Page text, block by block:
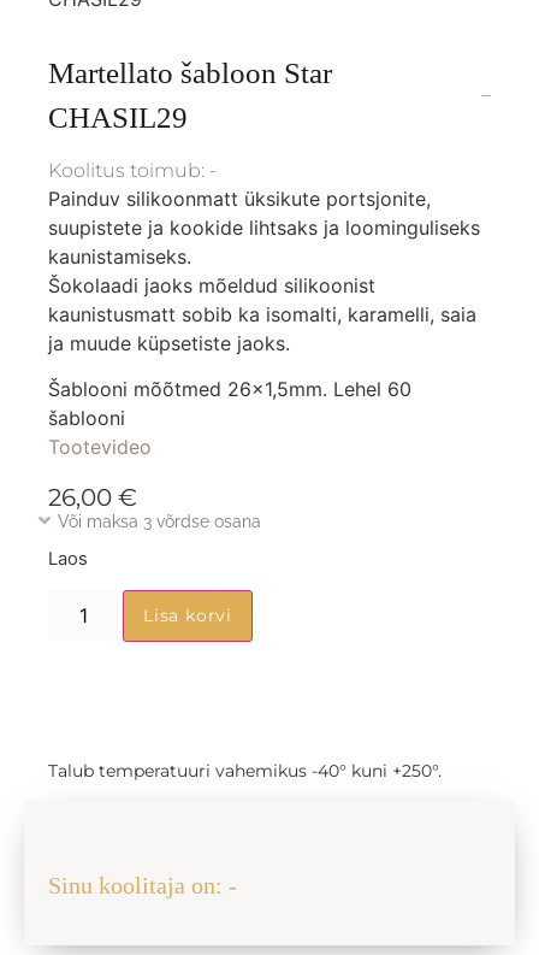
Martellato šabloon Star
CHASIL29
Koolitus toimub: -
Painduv silikoonmatt üksikute portsjonite,
suupistete ja kookide lihtsaks ja loominguliseks
kaunistamiseks.
Šokolaadi jaoks mõeldud silikoonist
kaunistusmatt sobib ka isomalti, karamelli, saia
ja muude küpsetiste jaoks.
Šablooni mõõtmed 26×1,5mm. Lehel 60
šablooni
Tootevideo
26,00 €
Või maksa 3 võrdse osana
Laos
Lisa korvi
Talub temperatuuri vahemikus -40° kuni +250°.
Sinu koolitaja on: -